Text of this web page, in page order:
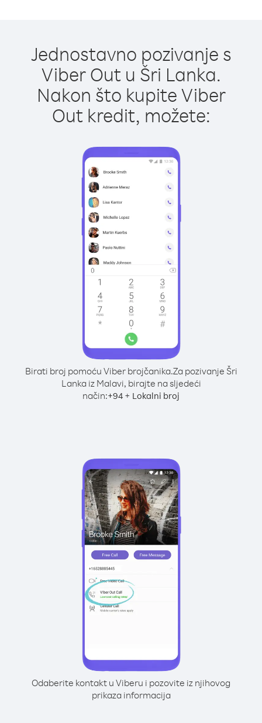
Jednostavno pozivanje s
Viber Out u Šri Lanka.
Nakon što kupite Viber
Out kredit, možete:
Birati broj pomoću Viber brojčanika.Za pozivanje Šri
Lanka iz Malavi, birajte na sljedeći
način:+94 + Lokalni broj
Odaberite kontakt u Viberu i pozovite iz njihovog
prikaza informacija